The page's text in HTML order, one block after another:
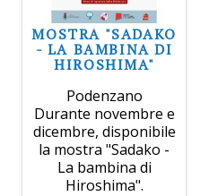
MOSTRA "SADAKO
- LA BAMBINA DI
HIROSHIMA"
Podenzano
Durante novembre e
dicembre, disponibile
la mostra "Sadako -
La bambina di
Hiroshima".